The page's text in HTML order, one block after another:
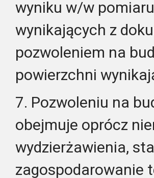
wyniku w/w
wynikających z
pozwoleniem na
powierzchni
7. Pozwoleniu na
obejmuje oprócz
wydzierżawienia,
zagospodarowanie